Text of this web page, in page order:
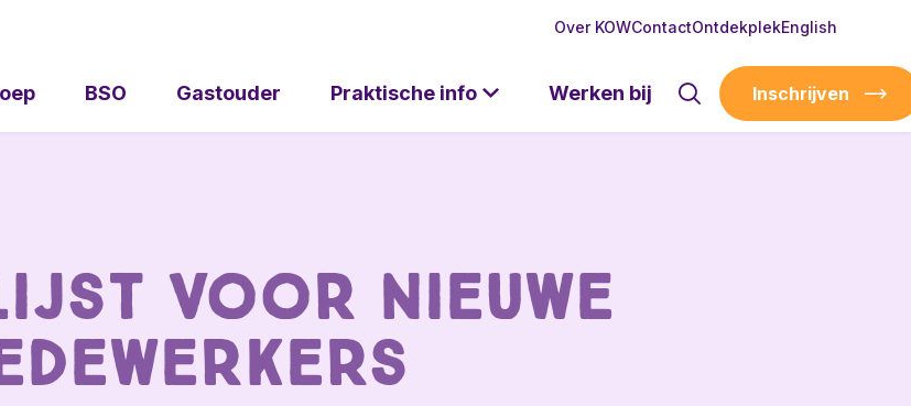
Over KOWContactOntdekplekEnglish
BSO Gastouder Praktische info Werken bij Inschrijven
voor nieuwe